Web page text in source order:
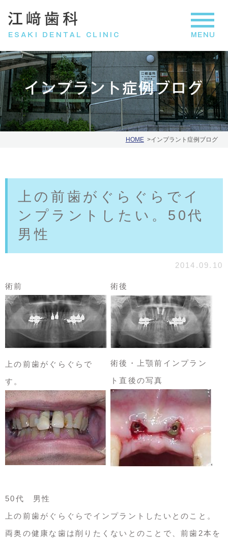
インプラント症例ブログ
HOME インプラント症例ブログ
上の前歯がぐらぐらでイ
ンプラントしたい。50代
男性
2014.09.10
術前 術後
上の前歯がぐらぐらで
す。
術後・上顎前インプラン
ト直後の写真
50代 男性
上の前歯がぐらぐらでインプラントしたいとのこと。
両奥の健康な歯は削りたくないとのことで、前歯2本を